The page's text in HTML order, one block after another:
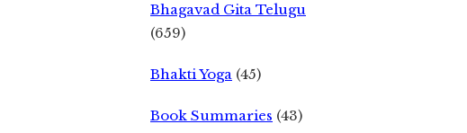
Bhagavad Gita Telugu
(659)
Bhakti Yoga (45)
Book Summaries (43)